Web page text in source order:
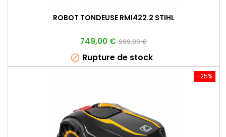
ROBOT TONDEUSE RMI422.2 STIHL
Prix
749,00 € Prix
de
base
999,00 €
 Rupture de stock
-25%